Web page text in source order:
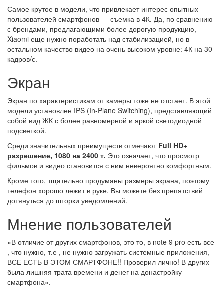
Самое крутое в модели, что привлекает интерес опытных
пользователей смартфонов — съемка в 4К. Да, по сравнению
с брендами, предлагающими более дорогую продукцию,
Xiaomi еще нужно поработать над стабилизацией, но в
остальном качество видео на очень высоком уровне: 4К на 30
кадров/с.
Экран
Экран по характеристикам от камеры тоже не отстает. В этой
модели установлен IPS (In-Plane Switching), представляющий
собой вид ЖК с более равномерной и яркой светодиодной
подсветкой.
Среди значительных преимуществ отмечаютFull HD+
разрешение, 1080 на 2400 т. Это означает, что просмотр
фильмов и видео становится с ним невероятно комфортным.
Кроме того, тщательно продуманы размеры экрана, поэтому
телефон хорошо лежит в руке. Вы можете без препятствий
дотянуться до шторки уведомлений.
Мнение пользователей
«В отличие от других смартфонов, это то, в note 9 pro есть все
, что нужно, т.е , не нужно загружать системные приложения,
ВСЕ ЕСТЬ В ЭТОМ СМАРТФОНЕ!! Проверил лично! В других
была лишняя трата времени и денег на донастройку
смартфона».